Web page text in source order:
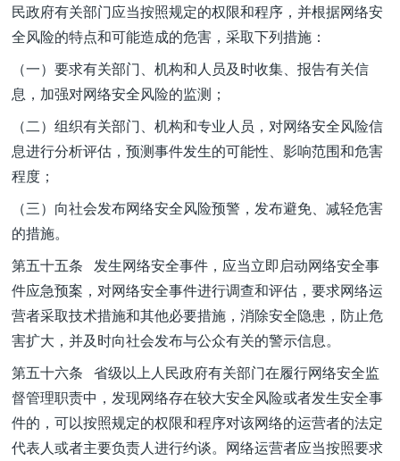
民政府有关部门应当按照规定的权限和程序，并根据网络安
全风险的特点和可能造成的危害，采取下列措施：
（一）要求有关部门、机构和人员及时收集、报告有关信
息，加强对网络安全风险的监测；
（二）组织有关部门、机构和专业人员，对网络安全风险信
息进行分析评估，预测事件发生的可能性、影响范围和危害
程度；
（三）向社会发布网络安全风险预警，发布避免、减轻危害
的措施。
第五十五条 发生网络安全事件，应当立即启动网络安全事
件应急预案，对网络安全事件进行调查和评估，要求网络运
营者采取技术措施和其他必要措施，消除安全隐患，防止危
害扩大，并及时向社会发布与公众有关的警示信息。
第五十六条 省级以上人民政府有关部门在履行网络安全监
督管理职责中，发现网络存在较大安全风险或者发生安全事
件的，可以按照规定的权限和程序对该网络的运营者的法定
代表人或者主要负责人进行约谈。网络运营者应当按照要求